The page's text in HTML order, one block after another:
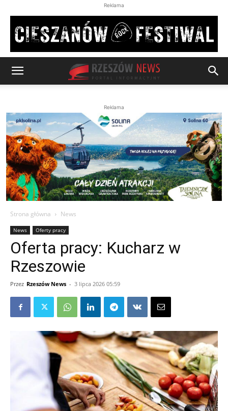
Reklama
Reklama
Strona główna News
News Oferty pracy
Oferta pracy: Kucharz w
Rzeszowie
Przez Rzeszów News - 3 lipca 2026 05:59